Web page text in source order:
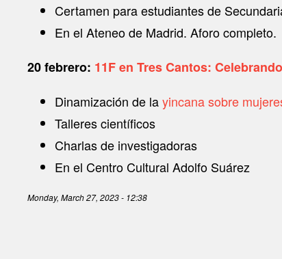
Certamen para estudiantes de
En el Ateneo de Madrid. Aforo completo.
20 febrero: 11F en Tres Cantos:
Dinamización de layincana sobre
Talleres científicos
Charlas de investigadoras
En el Centro Cultural Adolfo Suárez
Monday, March 27, 2023 - 12:38